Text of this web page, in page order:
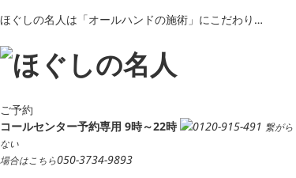
ほぐしの名人は「オールハンドの施術」にこだわり…
ご予約
コールセンター予約専用 9時～22時
0120-915-491 繋がら
ない
場合はこちら050-3734-9893